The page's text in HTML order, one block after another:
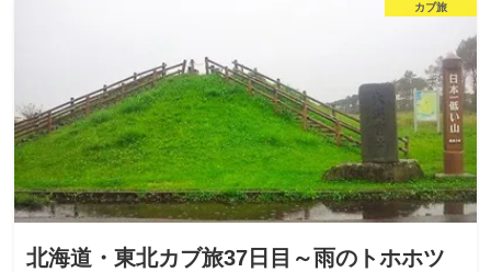
カブ旅
北海道・東北カブ旅37日目～雨のトホホツ